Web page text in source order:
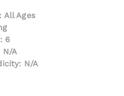
All Ages
6
N/A
N/A